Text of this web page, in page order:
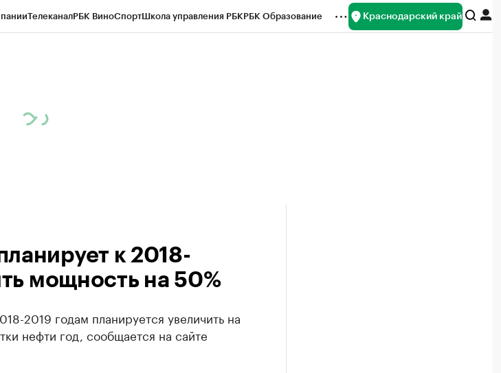
ТелеканалРБК ВиноСпортШкола управления РБКРБК Образование Краснодарский край
к 2018-
мощность на 50%
2019 годам планируется увеличить на
нефти год, сообщается на сайте